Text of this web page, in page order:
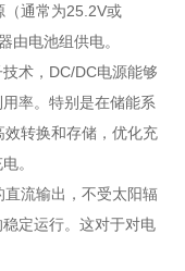
（通常为25.2V或
由电池组供电。
术，DC/DC电源能够
率。特别是在储能系
转换和存储，优化充
。
流输出，不受太阳辐
定运行。这对于对电